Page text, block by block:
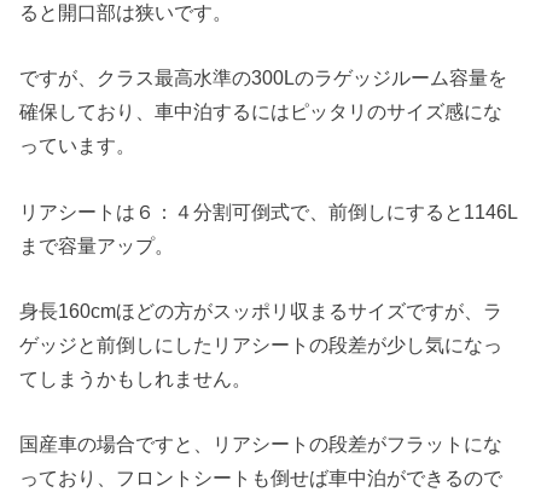
ると開口部は狭いです。
ですが、クラス最高水準の300Lのラゲッジルーム容量を
確保しており、車中泊するにはピッタリのサイズ感にな
っています。
リアシートは６：４分割可倒式で、前倒しにすると1146L
まで容量アップ。
身長160cmほどの方がスッポリ収まるサイズですが、 ラ
ゲッジと前倒しにしたリアシートの段差が少し気になっ
てしまうかもしれません。
国産車の場合ですと、リアシートの段差がフラットにな
っており、 フロントシートも倒せば車中泊ができるので